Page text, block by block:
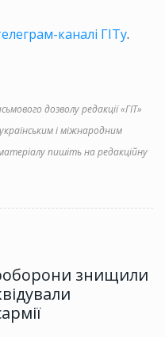
каналі ГІТу.
дозволу редакції «ГІТ»
і міжнародним
пишіть на редакційну
знищили